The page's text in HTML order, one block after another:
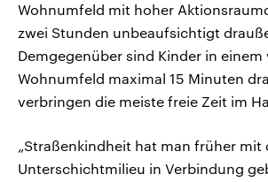
Wohnumfeld mit hoher
zwei Stunden unbeaufsichtigt
Demgegenüber sind Kinder in
Wohnumfeld maximal 15 Minuten
verbringen die meiste freie Zeit im
„Straßenkindheit hat man früher mit
Unterschichtmilieu in Verbindung